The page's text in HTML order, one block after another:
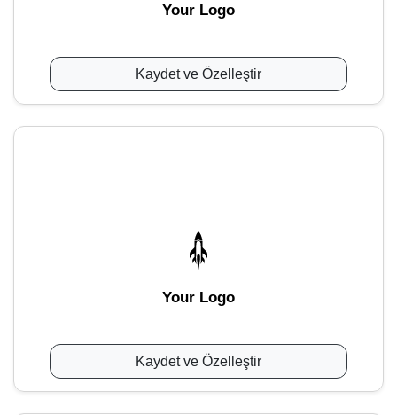
Your Logo
Kaydet ve Özelleştir
Your Logo
Kaydet ve Özelleştir